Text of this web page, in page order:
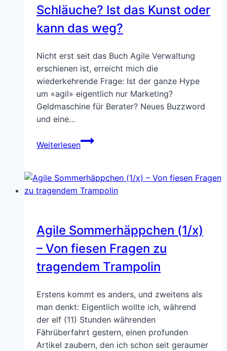
Schläuche? Ist das Kunst oder
kann das weg?
Nicht erst seit das Buch Agile Verwaltung
erschienen ist, erreicht mich die
wiederkehrende Frage: Ist der ganze Hype
um «agil» eigentlich nur Marketing?
Geldmaschine für Berater? Neues Buzzword
und eine…
Weiterlesen
Agilität:
Alter
nur
neue
das
oder
kann
weg?
Agile Sommerhäppchen (1/x)
– Von fiesen Fragen zu
tragendem Trampolin
Erstens kommt es anders, und zweitens als
man denkt: Eigentlich wollte ich, während
der elf (11) Stunden währenden
Fährüberfahrt gestern, einen profunden
Artikel zaubern, den ich schon seit geraumer